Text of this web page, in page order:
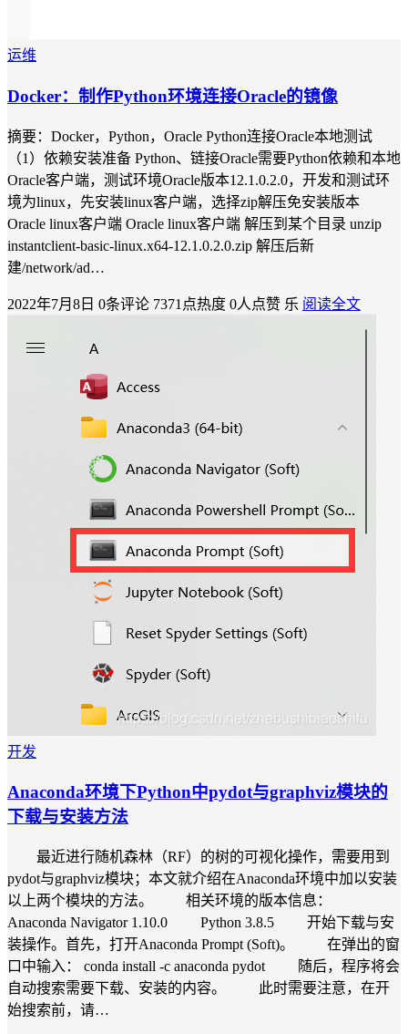
运维
Docker：制作Python环境连接Oracle的镜像
摘要：Docker，Python，Oracle Python连接Oracle本地测试
（1）依赖安装准备 Python、链接Oracle需要Python依赖和本地
Oracle客户端，测试环境Oracle版本12.1.0.2.0，开发和测试环
境为linux，先安装linux客户端，选择zip解压免安装版本
Oracle linux客户端 Oracle linux客户端 解压到某个目录 unzip
instantclient-basic-linux.x64-12.1.0.2.0.zip 解压后新
建/network/ad…
2022年7月8日 0条评论 7371点热度 0人点赞 乐 阅读全文
开发
Anaconda环境下Python中pydot与graphviz模块的
下载与安装方法
最近进行随机森林（RF）的树的可视化操作，需要用到
pydot与graphviz模块；本文就介绍在Anaconda环境中加以安装
以上两个模块的方法。 相关环境的版本信息：
Anaconda Navigator 1.10.0 Python 3.8.5 开始下载与安
装操作。首先，打开Anaconda Prompt (Soft)。 在弹出的窗
口中输入： conda install -c anaconda pydot 随后，程序将会
自动搜索需要下载、安装的内容。 此时需要注意，在开
始搜索前，请…